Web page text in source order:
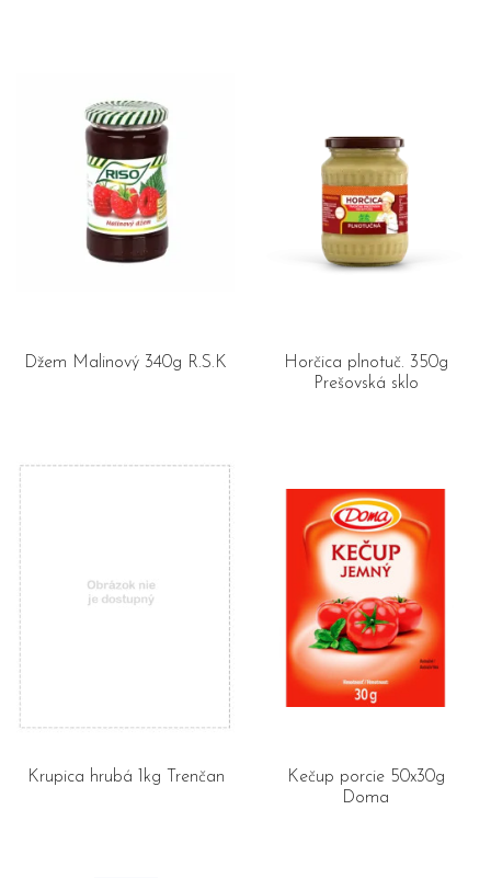
Džem Malinový 340g R.S.K
Horčica plnotuč. 350g
Prešovská sklo
Krupica hrubá 1kg Trenčan
Kečup porcie 50x30g
Doma